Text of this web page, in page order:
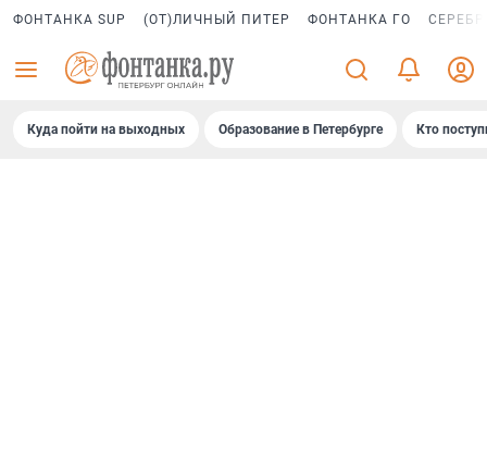
ФОНТАНКА SUP (ОТ)ЛИЧНЫЙ ПИТЕР ФОНТАНКА ГО
Куда пойти на выходных Образование в Петербурге Кто